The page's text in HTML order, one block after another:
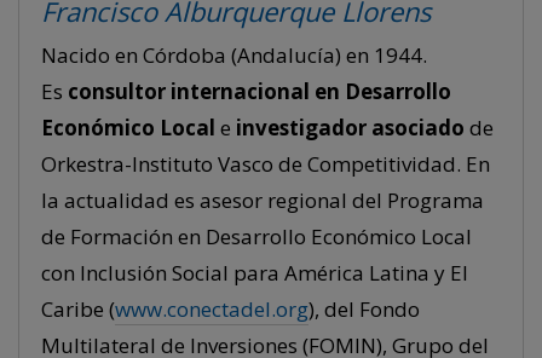
Francisco Alburquerque Llorens
Nacido en Córdoba (Andalucía) en 1944.
Es consultor internacional en Desarrollo
Económico Local e investigador asociado de
Orkestra-Instituto Vasco de Competitividad. En
la actualidad es asesor regional del Programa
de Formación en Desarrollo Económico Local
con Inclusión Social para América Latina y El
Caribe (www.conectadel.org), del Fondo
Multilateral de Inversiones (FOMIN), Grupo del